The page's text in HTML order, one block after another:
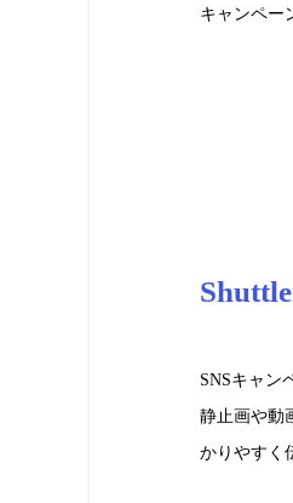
キャンペー
SNSキャン
静止画や動
かりやすく